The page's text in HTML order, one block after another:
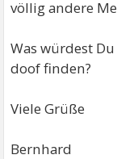
völlig andere
Was würdest
doof finden?
Viele Grüße
Bernhard